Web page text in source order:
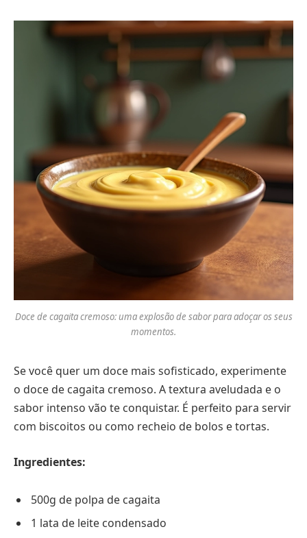
Doce de cagaita cremoso: uma explosão de sabor para adoçar os seus
momentos.
Se você quer um doce mais sofisticado, experimente
o doce de cagaita cremoso. A textura aveludada e o
sabor intenso vão te conquistar. É perfeito para servir
com biscoitos ou como recheio de bolos e tortas.
Ingredientes:
500g de polpa de cagaita
1 lata de leite condensado